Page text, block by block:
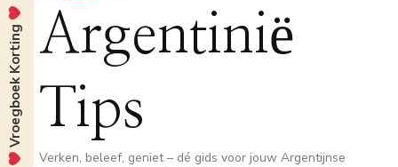
Argentinië
Tips
Verken, beleef, geniet – dé gids voor jouw Argentijnse
Vroegboek Korting